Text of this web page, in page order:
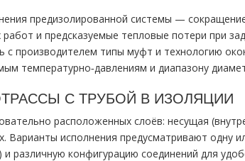
предизолированной системы —
и предсказуемые тепловые потери при
с производителем типы муфт и технологию
температурно‑давлениям и диапазону
С ТРУБОЙ В ИЗОЛЯЦИИ
расположенных слоёв: несущая
Варианты исполнения предусматривают одну
и различную конфигурацию соединений для